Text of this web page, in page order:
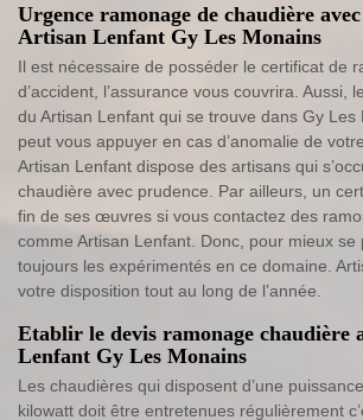
Urgence ramonage de chaudière
Artisan Lenfant Gy Les Monains
Il est nécessaire de posséder le certificat de
d’accident, l’assurance vous couvrira. Aussi,
du Artisan Lenfant qui se trouve dans Gy Les
peut vous appuyer en cas d’anomalie de
Artisan Lenfant dispose des artisans qui
chaudière avec prudence. Par ailleurs, un
fin de ses œuvres si vous contactez des
comme Artisan Lenfant. Donc, pour mieux se
toujours les expérimentés en ce domaine.
votre disposition tout au long de l’année.
Etablir le devis ramonage chaudière
Lenfant Gy Les Monains
Les chaudières qui disposent d’une
kilowatt doit être entretenues régulièrement